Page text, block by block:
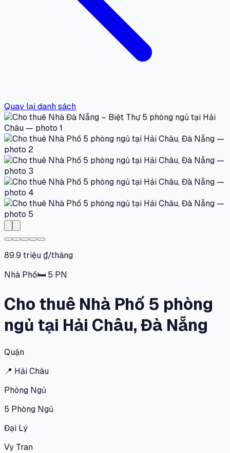
Quay lại danh sách
89.9 triệu ₫/tháng
Nhà Phố🛏 5 PN
Cho thuê Nhà Phố 5 phòng
ngủ tại Hải Châu, Đà Nẵng
Quận
📍 Hải Châu
Phòng Ngủ
5 Phòng Ngủ
Đại Lý
Vy Tran